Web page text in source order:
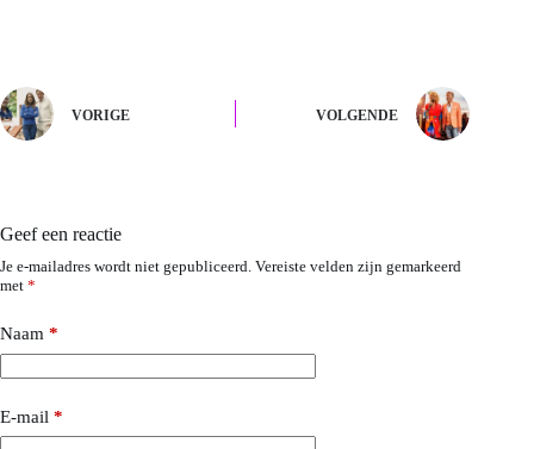
VORIGE VOLGENDE
Geef een reactie
Je e-mailadres wordt niet gepubliceerd. Vereiste velden zijn gemarkeerd
met *
Naam *
E-mail *